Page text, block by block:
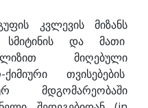
კვლევის მიზანს
სმიტინის და მათი
მიღებული
თვისებების
მდგომარეობაში